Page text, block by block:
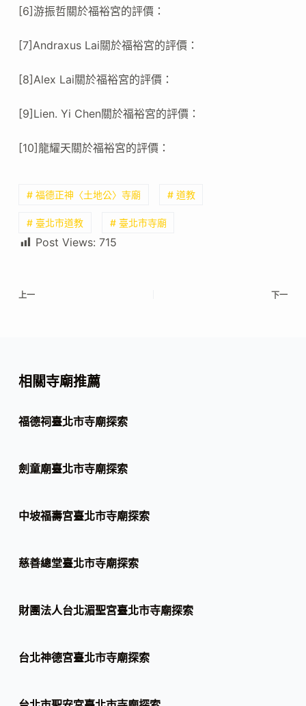
[6]游振哲關於福裕宮的評價：
[7]Andraxus Lai關於福裕宮的評價：
[8]Alex Lai關於福裕宮的評價：
[9]Lien. Yi Chen關於福裕宮的評價：
[10]龍耀天關於福裕宮的評價：
# 福德正神〈土地公〉寺廟 # 道教
# 臺北市道教 # 臺北市寺廟
Post Views: 715
上一 下一
相關寺廟推薦
福德祠臺北市寺廟探索
劍童廟臺北市寺廟探索
中坡福壽宮臺北市寺廟探索
慈善總堂臺北市寺廟探索
財團法人台北湄聖宮臺北市寺廟探索
台北神德宮臺北市寺廟探索